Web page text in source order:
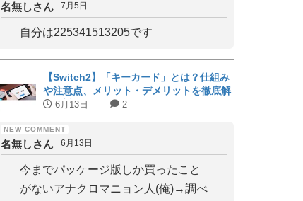
名無しさん 7月5日
自分は225341513205です
【Switch2】「キーカード」とは？仕組み
や注意点、メリット・デメリットを徹底解
説｜対応タイトルまとめ
6月13日 2
名無しさん 6月13日
今までパッケージ版しか買ったこと
がないアナクロマニョン人(俺)→調べ